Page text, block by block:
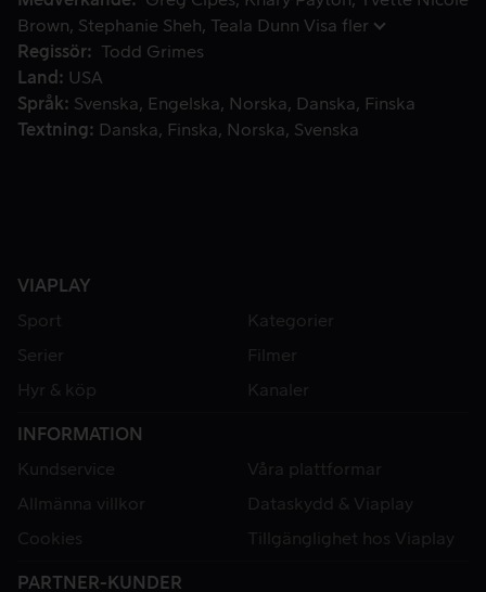
Brown
Stephanie Sheh Teala Dunn Visa fler
Regissör
Todd Grimes
Land
USA
Språk
Svenska Engelska Norska Danska
Finska
Textning
Danska Finska Norska Svenska
VIAPLAY
Sport
Kategorier
Serier
Filmer
Hyr & köp
Kanaler
INFORMATION
Kundservice
Våra plattformar
Allmänna villkor
Dataskydd & Viaplay
Cookies
Tillgänglighet hos Viaplay
PARTNER-KUNDER